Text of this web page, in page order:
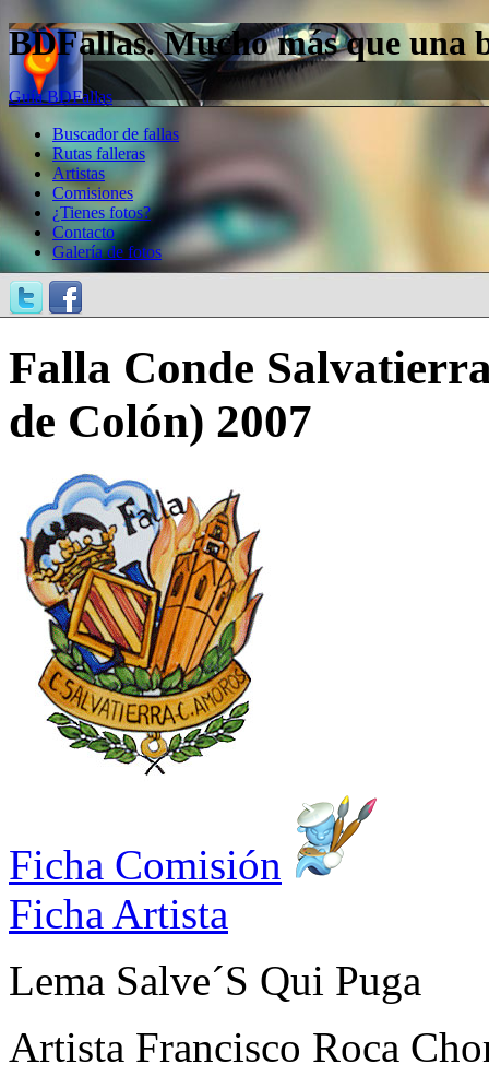
BDFallas. Mucho más que una
Guía BDFallas
Buscador de fallas
Rutas falleras
Artistas
Comisiones
¿Tienes fotos?
Contacto
Galería de fotos
Falla Conde
de Colón) 2007
Ficha Comisión
Ficha Artista
Lema Salve´S Qui Puga
Artista Francisco Roca